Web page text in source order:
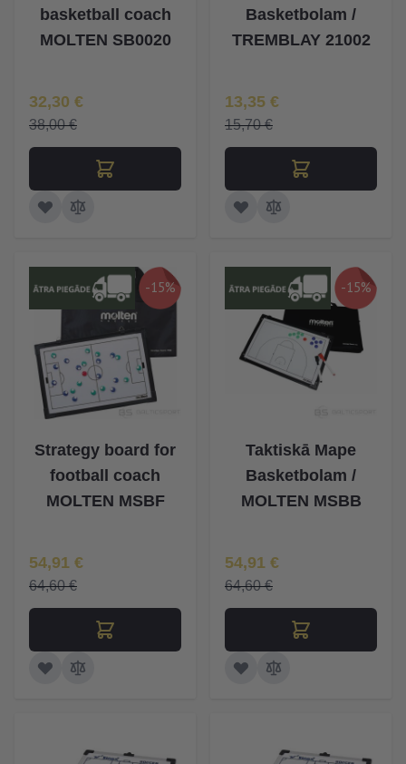
basketball coach
MOLTEN SB0020
Īpaša Cena
32,30 €
38,00 €
Basketbolam /
TREMBLAY 21002
Īpaša Cena
13,35 €
15,70 €
-15%
Strategy board for
football coach
MOLTEN MSBF
Īpaša Cena
54,91 €
64,60 €
-15%
Taktiskā Mape
Basketbolam /
MOLTEN MSBB
Īpaša Cena
54,91 €
64,60 €